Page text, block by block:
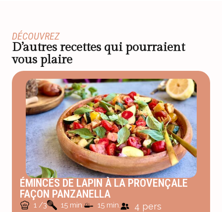
DÉCOUVREZ
D’autres recettes qui pourraient
vous plaire
ÉMINCÉS DE LAPIN À LA PROVENÇALE
FAÇON PANZANELLA
1 /3 15 min. 15 min. 4 pers